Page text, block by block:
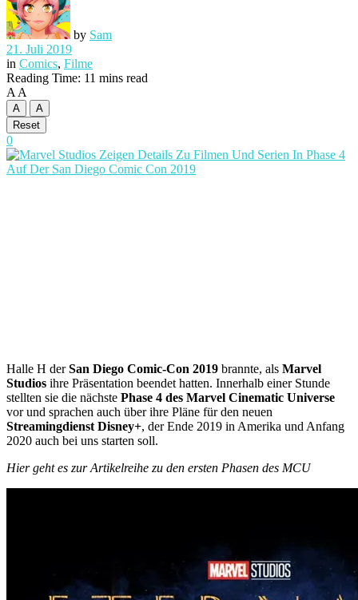
by Sam
21. Juli 2019
in Comics, Filme
Reading Time: 11 mins read
A A
A
A
Reset
0
Halle H derSan Diego Comic-Con 2019 brannte, als Marvel
Studios ihre Präsentation beendet hatten. Innerhalb einer Stunde
stellten sie die nächste Phase 4 des Marvel Cinematic Universe
vor und sprachen auch über ihre Pläne für den neuen
Streamingdienst Disney+, der Ende 2019 in Amerika und Anfang
2020 auch bei uns starten soll.
Hier geht es zur Artikelreihe zu den ersten Phasen des MCU